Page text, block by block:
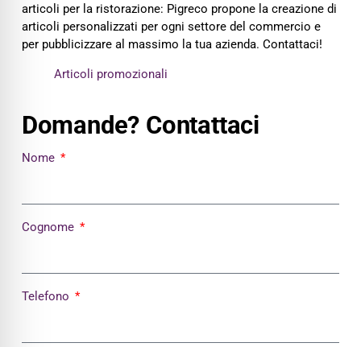
articoli per la ristorazione: Pigreco propone la creazione di
articoli personalizzati per ogni settore del commercio e
per pubblicizzare al massimo la tua azienda. Contattaci!
Articoli promozionali
Domande? Contattaci
Nome
Cognome
Telefono